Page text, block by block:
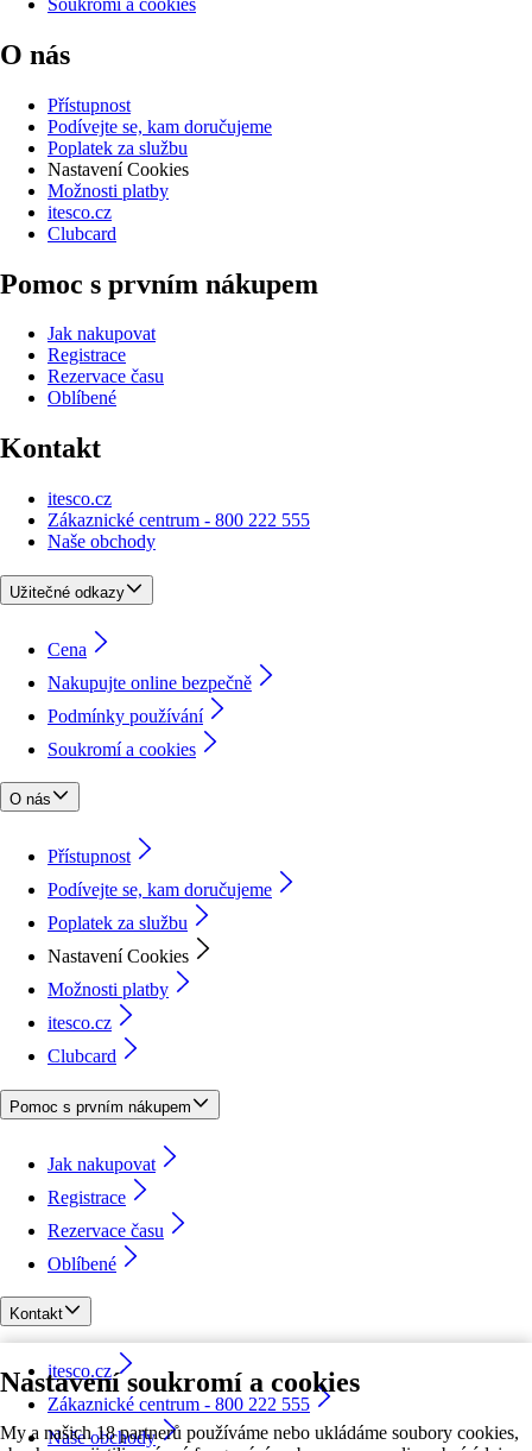
Nastavení soukromí a cookies
My a našich 18 partnerů používáme nebo ukládáme soubory cookies,
O nás
Přístupnost
Podívejte se, kam doručujeme
Poplatek za službu
Nastavení Cookies
Možnosti platby
itesco.cz
Clubcard
Pomoc s prvním nákupem
Jak nakupovat
Registrace
Rezervace času
Oblíbené
Kontakt
itesco.cz
Zákaznické centrum - 800 222 555
Naše obchody
Užitečné odkazy
Cena
Nakupujte online bezpečně
Podmínky používání
Soukromí a cookies
O nás
Přístupnost
Podívejte se, kam doručujeme
Poplatek za službu
Nastavení Cookies
Možnosti platby
itesco.cz
Clubcard
Pomoc s prvním nákupem
Jak nakupovat
Registrace
Rezervace času
Oblíbené
Kontakt
itesco.cz
Zákaznické centrum - 800 222 555
Naše obchody